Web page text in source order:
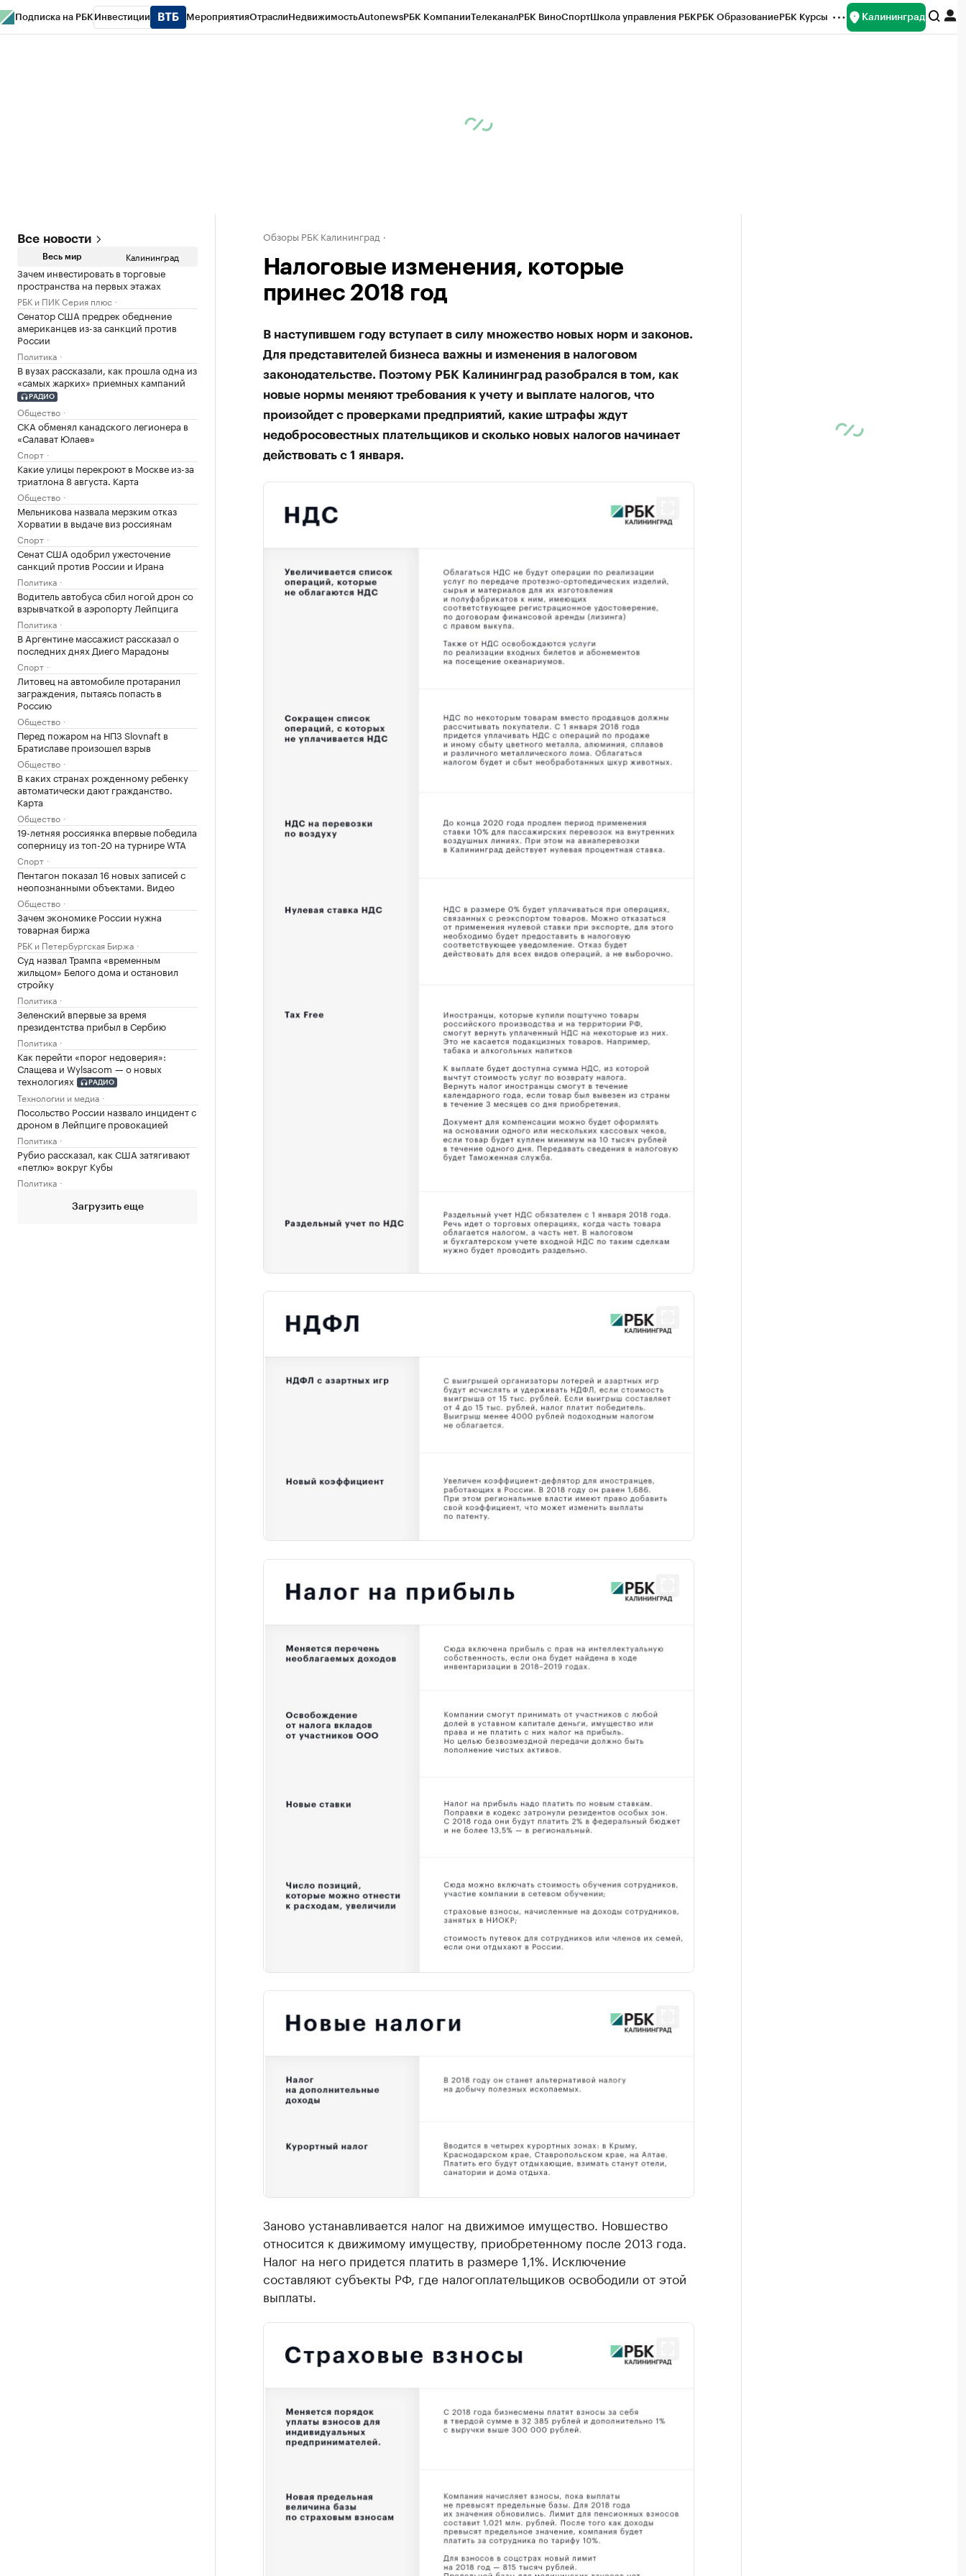
Подписка на РБК Инвестиции МероприятияОтраслиНедвижимостьAutonewsРБК КомпанииТелеканалРБК ВиноСпортШкола управления РБКРБК ОбразованиеРБК Курсы Калининград
Все новости
Весь мир Калининград
Зачем инвестировать в торговые
пространства на первых этажах
РБК и ПИК Серия плюс
Сенатор США предрек обеднение
американцев из-за санкций против
России
Политика
В вузах рассказали, как прошла одна из
«самых жарких» приемных кампаний
РАДИО
Общество
СКА обменял канадского легионера в
«Салават Юлаев»
Спорт
Какие улицы перекроют в Москве из-за
триатлона 8 августа. Карта
Общество
Мельникова назвала мерзким отказ
Хорватии в выдаче виз россиянам
Спорт
Сенат США одобрил ужесточение
санкций против России и Ирана
Политика
Водитель автобуса сбил ногой дрон со
взрывчаткой в аэропорту Лейпцига
Политика
В Аргентине массажист рассказал о
последних днях Диего Марадоны
Спорт
Литовец на автомобиле протаранил
заграждения, пытаясь попасть в
Россию
Общество
Перед пожаром на НПЗ Slovnaft в
Братиславе произошел взрыв
Общество
В каких странах рожденному ребенку
автоматически дают гражданство.
Карта
Общество
19-летняя россиянка впервые победила
соперницу из топ-20 на турнире WTA
Спорт
Пентагон показал 16 новых записей с
неопознанными объектами. Видео
Общество
Зачем экономике России нужна
товарная биржа
РБК и Петербургская Биржа
Суд назвал Трампа «временным
жильцом» Белого дома и остановил
стройку
Политика
Зеленский впервые за время
президентства прибыл в Сербию
Политика
Как перейти «порог недоверия»:
Слащева и Wylsacom — о новых
технологиях
РАДИО
Технологии и медиа
Посольство России назвало инцидент с
дроном в Лейпциге провокацией
Политика
Рубио рассказал, как США затягивают
«петлю» вокруг Кубы
Политика
Загрузить еще
Обзоры РБК Калининград
Налоговые изменения, которые
принес 2018 год
В наступившем году вступает в силу множество новых норм и законов.
Для представителей бизнеса важны и изменения в налоговом
законодательстве. Поэтому РБК Калининград разобрался в том, как
новые нормы меняют требования к учету и выплате налогов, что
произойдет с проверками предприятий, какие штрафы ждут
недобросовестных плательщиков и сколько новых налогов начинает
действовать с 1 января.
Заново устанавливается налог на движимое имущество. Новшество
относится к движимому имуществу, приобретенному после 2013 года.
Налог на него придется платить в размере 1,1%. Исключение
составляют субъекты РФ, где налогоплательщиков освободили от этой
выплаты.